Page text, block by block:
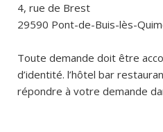
4, rue de Brest
29590 Pont-de-Buis-lès-
Toute demande doit être
d’identité. l’hôtel bar
répondre à votre demande